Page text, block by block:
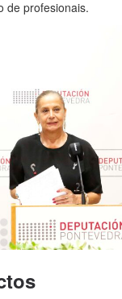
de profesionais.